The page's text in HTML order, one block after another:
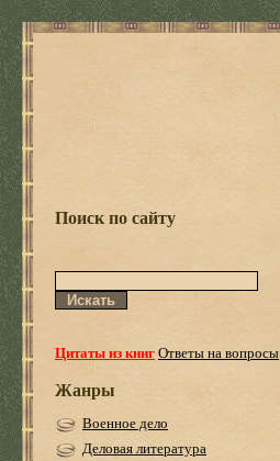
Поиск по сайту
Цитаты из книгОтветы на вопросы
Жанры
Военное дело
Деловая литература